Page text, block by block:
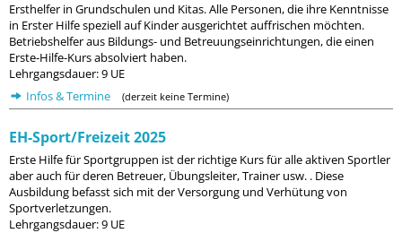
Ersthelfer in Grundschulen und Kitas. Alle Personen, die ihre Kenntnisse
in Erster Hilfe speziell auf Kinder ausgerichtet auffrischen möchten.
Betriebshelfer aus Bildungs- und Betreuungseinrichtungen, die einen
Erste-Hilfe-Kurs absolviert haben.
Lehrgangsdauer: 9 UE
Infos & Termine
(derzeit keine Termine)
EH-Sport/Freizeit 2025
Erste Hilfe für Sportgruppen ist der richtige Kurs für alle aktiven Sportler
aber auch für deren Betreuer, Übungsleiter, Trainer usw. . Diese
Ausbildung befasst sich mit der Versorgung und Verhütung von
Sportverletzungen.
Lehrgangsdauer: 9 UE